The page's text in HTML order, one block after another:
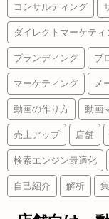
コンサルティング
ダイレクトマーケティ
ブランディング ブ
マーケティング メ
動画の作り方 動画
売上アップ 店舗
検索エンジン最適化
自己紹介 解析